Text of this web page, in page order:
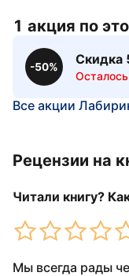
1 акция по
-50%
Скидка
Все акции
Рецензии на
Читали книгу?
Мы всегда рады